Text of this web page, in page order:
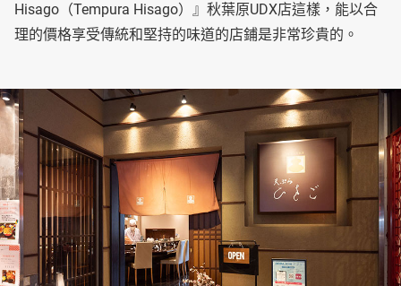
Hisago（Tempura Hisago）』秋葉原UDX店這樣，能以合
理的價格享受傳統和堅持的味道的店鋪是非常珍貴的。